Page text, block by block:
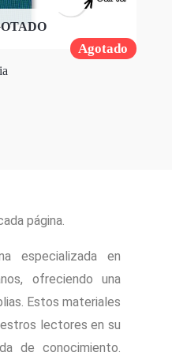
Agotado
página.
especializada en
ofreciendo una
Estos materiales
lectores en su
de conocimiento.